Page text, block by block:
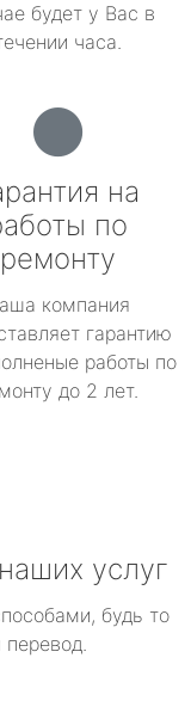
будет у Вас в
часа.
на
по
ремонту
компания
гарантию
работы по
до 2 лет.
услуг
будь то